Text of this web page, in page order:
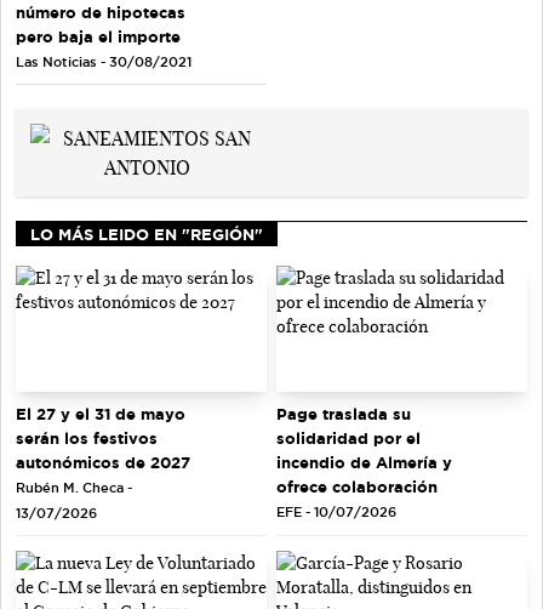
número de hipotecas
pero baja el importe
Las Noticias - 30/08/2021
LO MÁS LEIDO EN "REGIÓN"
El 27 y el 31 de mayo
serán los festivos
autonómicos de 2027
Rubén M. Checa -
13/07/2026
Page traslada su
solidaridad por el
incendio de Almería y
ofrece colaboración
EFE - 10/07/2026